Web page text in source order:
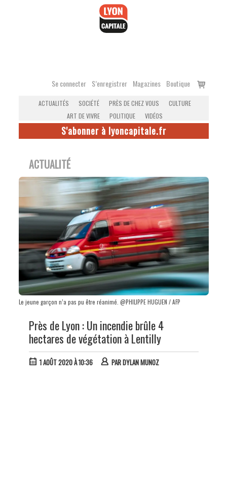
Se connecter S’enregistrer Magazines Boutique
Voir
ACTUALITÉS SOCIÉTÉ PRÈS DE CHEZ VOUS
CULTURE
ART DE VIVRE
POLITIQUE VIDÉOS
S'abonner à lyoncapitale.fr
ACTUALITÉ
Le jeune garçon n’a pas pu être réanimé. @PHILIPPE HUGUEN / AFP
Près de Lyon : Un incendie brûle 4
hectares de végétation à Lentilly
1 AOÛT 2020 À 10:36 PARDYLAN MUNOZ